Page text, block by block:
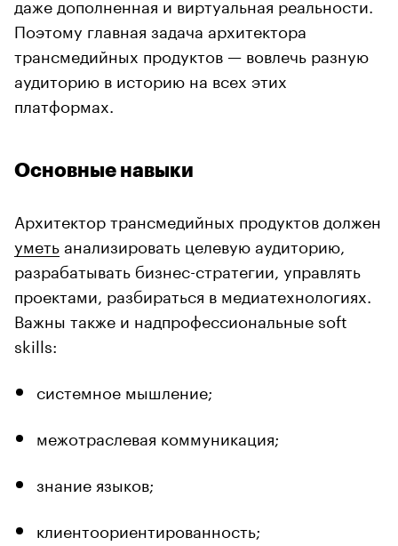
Поэтому главная задача архитектора
трансмедийных продуктов — вовлечь разную
аудиторию в историю на всех этих
платформах.
Основные навыки
Архитектор трансмедийных продуктов должен
уметьанализировать целевую аудиторию,
разрабатывать бизнес-стратегии, управлять
проектами, разбираться в медиатехнологиях.
Важны также и надпрофессиональные soft
skills:
системное мышление;
межотраслевая коммуникация;
знание языков;
клиентоориентированность;